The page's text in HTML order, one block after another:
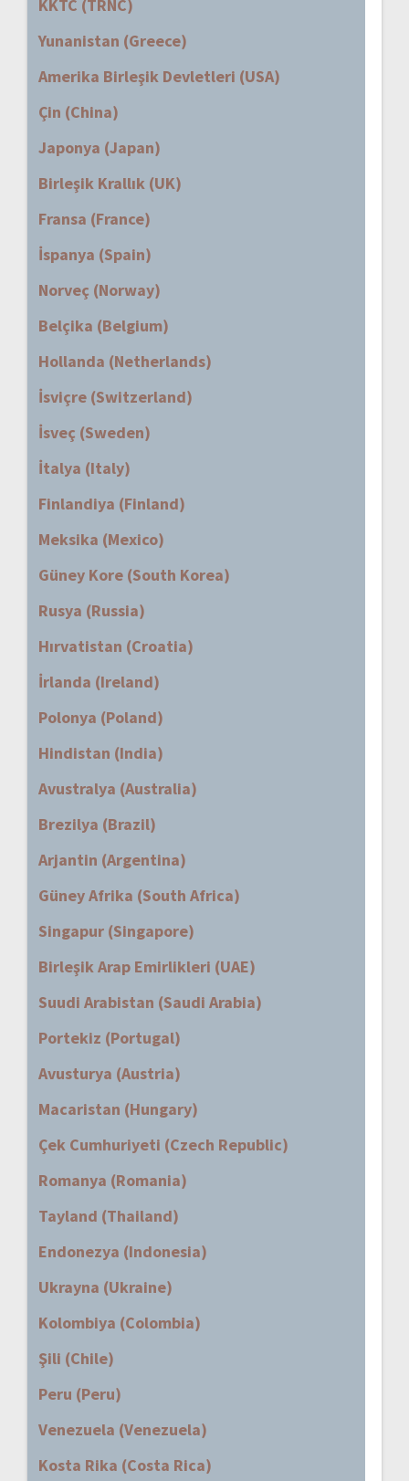
KKTC (TRNC)
Yunanistan (Greece)
Amerika Birleşik Devletleri (USA)
Çin (China)
Japonya (Japan)
Birleşik Krallık (UK)
Fransa (France)
İspanya (Spain)
Norveç (Norway)
Belçika (Belgium)
Hollanda (Netherlands)
İsviçre (Switzerland)
İsveç (Sweden)
İtalya (Italy)
Finlandiya (Finland)
Meksika (Mexico)
Güney Kore (South Korea)
Rusya (Russia)
Hırvatistan (Croatia)
İrlanda (Ireland)
Polonya (Poland)
Hindistan (India)
Avustralya (Australia)
Brezilya (Brazil)
Arjantin (Argentina)
Güney Afrika (South Africa)
Singapur (Singapore)
Birleşik Arap Emirlikleri (UAE)
Suudi Arabistan (Saudi Arabia)
Portekiz (Portugal)
Avusturya (Austria)
Macaristan (Hungary)
Çek Cumhuriyeti (Czech Republic)
Romanya (Romania)
Tayland (Thailand)
Endonezya (Indonesia)
Ukrayna (Ukraine)
Kolombiya (Colombia)
Şili (Chile)
Peru (Peru)
Venezuela (Venezuela)
Kosta Rika (Costa Rica)